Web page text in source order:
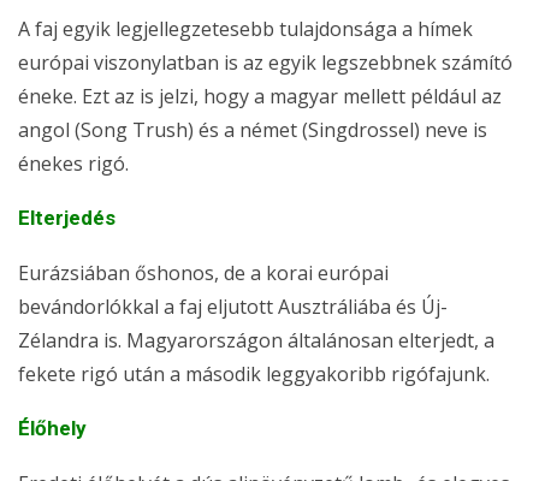
A faj egyik legjellegzetesebb tulajdonsága a hímek
európai viszonylatban is az egyik legszebbnek számító
éneke. Ezt az is jelzi, hogy a magyar mellett például az
angol (Song Trush) és a német (Singdrossel) neve is
énekes rigó.
Elterjedés
Eurázsiában őshonos, de a korai európai
bevándorlókkal a faj eljutott Ausztráliába és Új-
Zélandra is. Magyarországon általánosan elterjedt, a
fekete rigó után a második leggyakoribb rigófajunk.
Élőhely